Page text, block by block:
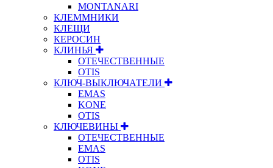
MONTANARI
КЛЕММНИКИ
КЛЕЩИ
КЕРОСИН
КЛИНЬЯ
ОТЕЧЕСТВЕННЫЕ
OTIS
КЛЮЧ-ВЫКЛЮЧАТЕЛИ
EMAS
KONE
OTIS
КЛЮЧЕВИНЫ
ОТЕЧЕСТВЕННЫЕ
EMAS
OTIS